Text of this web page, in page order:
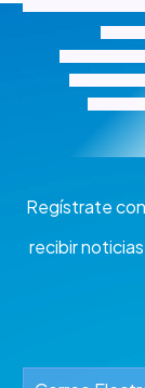
Regístrate
recibir